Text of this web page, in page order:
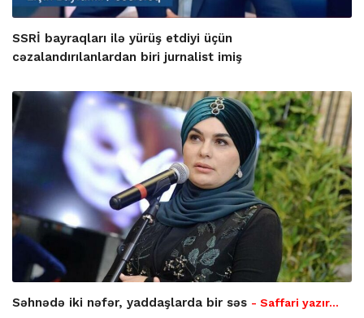
SSRİ bayraqları ilə yürüş etdiyi üçün
cəzalandırılanlardan biri jurnalist imiş
Səhnədə iki nəfər, yaddaşlarda bir səs - Saffari yazır…